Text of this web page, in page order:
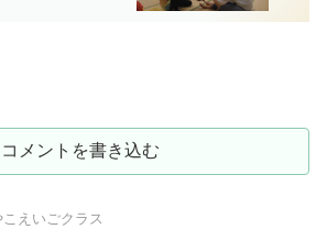
コメントを書き込む
こえいごクラス